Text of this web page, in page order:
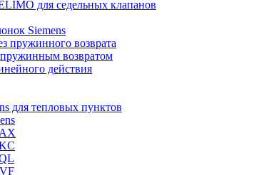
для седельных клапанов
Siemens
пружинного возврата
возвратом
действия
для тепловых пунктов